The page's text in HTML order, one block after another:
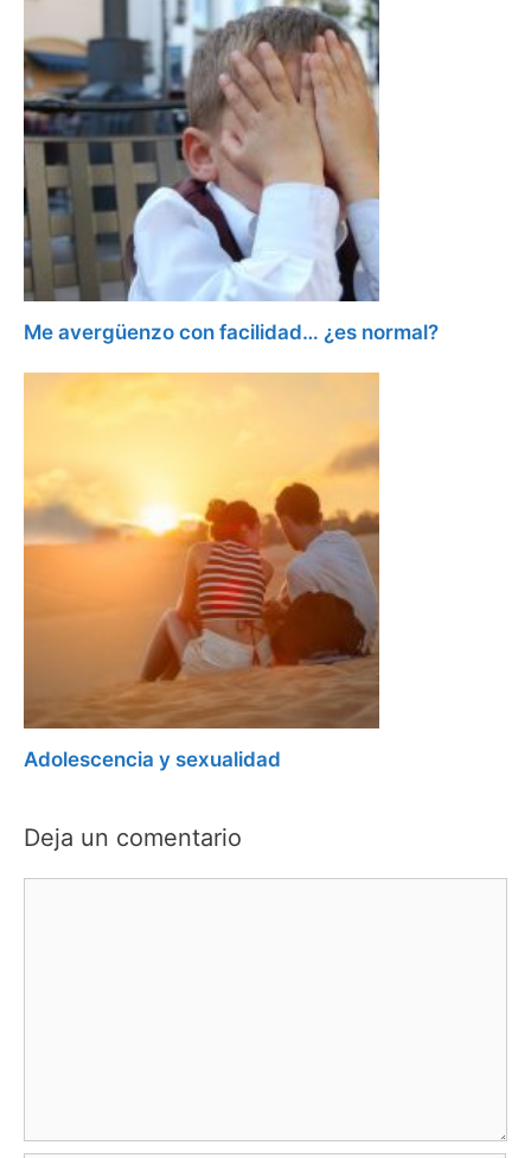
Me avergüenzo con facilidad… ¿es normal?
Adolescencia y sexualidad
Deja un comentario